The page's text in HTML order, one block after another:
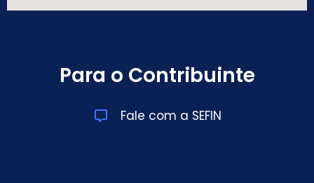
Para o Contribuinte
Fale com a SEFIN